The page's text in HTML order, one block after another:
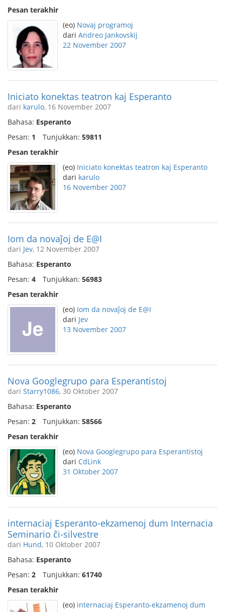
Pesan terakhir
(eo) Novaj programoj
dari Andreo Jankovskij
22 November 2007
Iniciato konektas teatron kaj Esperanto
dari karulo, 16 November 2007
Bahasa: Esperanto
Pesan: 1 Tunjukkan: 59811
Pesan terakhir
(eo) Iniciato konektas teatron kaj Esperanto
dari karulo
16 November 2007
Iom da novaĵoj de E@I
dari Jev, 12 November 2007
Bahasa: Esperanto
Pesan: 4 Tunjukkan: 56983
Pesan terakhir
(eo) Iom da novaĵoj de E@I
dari Jev
13 November 2007
Nova Googlegrupo para Esperantistoj
dari Starry1086, 30 Oktober 2007
Bahasa: Esperanto
Pesan: 2 Tunjukkan: 58566
Pesan terakhir
(eo) Nova Googlegrupo para Esperantistoj
dari CdLink
31 Oktober 2007
internaciaj Esperanto-ekzamenoj dum Internacia
Seminario ĉi-silvestre
dari Hund, 10 Oktober 2007
Bahasa: Esperanto
Pesan: 2 Tunjukkan: 61740
Pesan terakhir
(eo) internaciaj Esperanto-ekzamenoj dum